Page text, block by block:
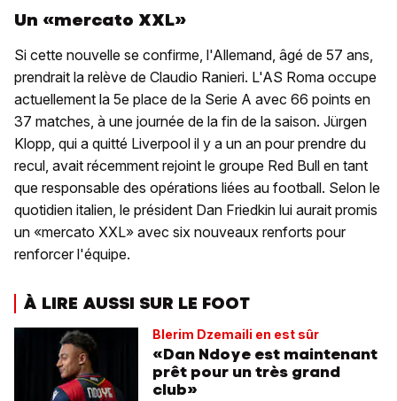
Un «mercato XXL»
Si cette nouvelle se confirme, l'Allemand, âgé de 57 ans,
prendrait la relève de Claudio Ranieri. L'AS Roma occupe
actuellement la 5e place de la Serie A avec 66 points en
37 matches, à une journée de la fin de la saison. Jürgen
Klopp, qui a quitté Liverpool il y a un an pour prendre du
recul, avait récemment rejoint le groupe Red Bull en tant
que responsable des opérations liées au football. Selon le
quotidien italien, le président Dan Friedkin lui aurait promis
un «mercato XXL» avec six nouveaux renforts pour
renforcer l'équipe.
À LIRE AUSSI SUR LE FOOT
Blerim Dzemaili en est sûr
«Dan Ndoye est maintenant
prêt pour un très grand
club»